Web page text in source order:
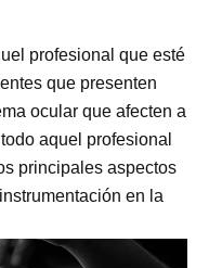
profesional que esté
que presenten
ocular que afecten a
aquel profesional
principales aspectos
en la